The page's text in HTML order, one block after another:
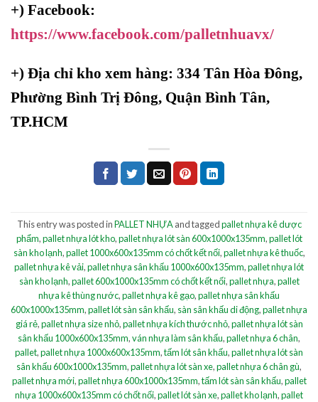
+) Facebook:
https://www.facebook.com/palletnhuavx/
+) Địa chỉ kho xem hàng: 334 Tân Hòa Đông,
Phường Bình Trị Đông, Quận Bình Tân,
TP.HCM
This entry was posted inPALLET NHỰAand taggedpallet nhựa kê dược
phẩm,pallet nhựa lót kho,pallet nhựa lót sàn 600x1000x135mm,pallet lót
sàn kho lạnh,pallet 1000x600x135mm có chốt kết nối,pallet nhựa kê thuốc,
pallet nhựa kê vải,pallet nhựa sân khấu 1000x600x135mm,pallet nhựa lót
sàn kho lạnh,pallet 600x1000x135mm có chốt kết nối,pallet nhựa,pallet
nhựa kê thùng nước,pallet nhựa kê gạo,pallet nhựa sân khấu
600x1000x135mm,pallet lót sàn sân khấu, sàn sân khấu di động,pallet nhựa
giá rẻ,pallet nhựa size nhỏ,pallet nhựa kích thước nhỏ,pallet nhựa lót sàn
sân khấu 1000x600x135mm,ván nhựa làm sân khấu,pallet nhựa 6 chân,
pallet,pallet nhựa 1000x600x135mm,tấm lót sân khấu,pallet nhựa lót sàn
sân khấu 600x1000x135mm,pallet nhựa lót sàn xe,pallet nhựa 6 chân gù,
pallet nhựa mới,pallet nhựa 600x1000x135mm,tấm lót sàn sân khấu,pallet
nhựa 1000x600x135mm có chốt nối,pallet lót sàn xe,pallet kho lạnh,pallet